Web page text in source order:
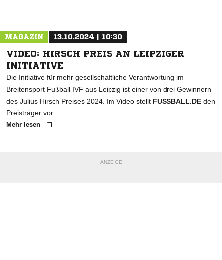
MAGAZIN 13.10.2024 | 10:30
VIDEO: HIRSCH PREIS AN LEIPZIGER
INITIATIVE
Die Initiative für mehr gesellschaftliche Verantwortung im
Breitensport Fußball IVF aus Leipzig ist einer von drei Gewinnern
des Julius Hirsch Preises 2024. Im Video stellt FUSSBALL.DE den
Preisträger vor.
Mehr lesen
ANZEIGE